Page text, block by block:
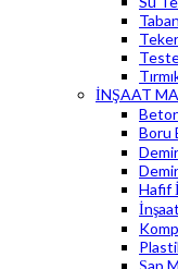
İNŞAAT
Boru
Hafif
Şap